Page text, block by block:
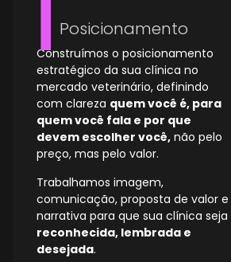
Posicionamento
Construímos o posicionamento
estratégico da sua clínica no
mercado veterinário, definindo
com clareza quem você é, para
quem você fala e por que
devem escolher você, não pelo
preço, mas pelo valor.
Trabalhamos imagem,
comunicação, proposta de valor e
narrativa para que sua clínica seja
reconhecida, lembrada e
desejada.